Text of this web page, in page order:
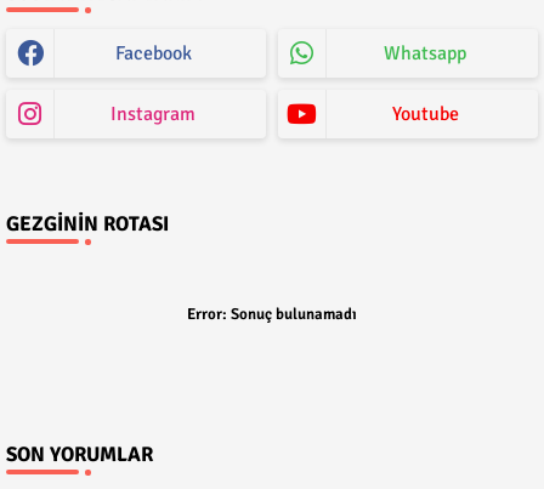
Facebook Whatsapp
Instagram Youtube
GEZGININ ROTASI
Error: Sonuç bulunamadı
SON YORUMLAR